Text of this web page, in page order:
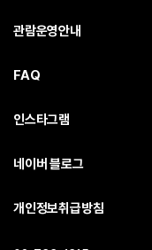
관람운영안내
FAQ
인스타그램
네이버 블로그
개인정보취급방침